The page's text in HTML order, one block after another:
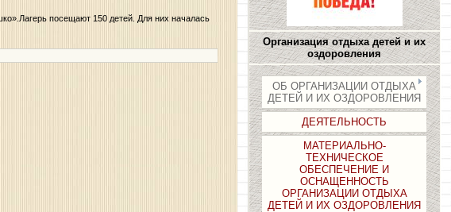
Организация отдыха детей и их
оздоровления
ОБ ОРГАНИЗАЦИИ ОТДЫХА
ДЕТЕЙ И ИХ ОЗДОРОВЛЕНИЯ
ДЕЯТЕЛЬНОСТЬ
МАТЕРИАЛЬНО-
ТЕХНИЧЕСКОЕ
ОБЕСПЕЧЕНИЕ И
ОСНАЩЕННОСТЬ
ОРГАНИЗАЦИИ ОТДЫХА
ДЕТЕЙ И ИХ ОЗДОРОВЛЕНИЯ
посещают 150 детей. Для них началась